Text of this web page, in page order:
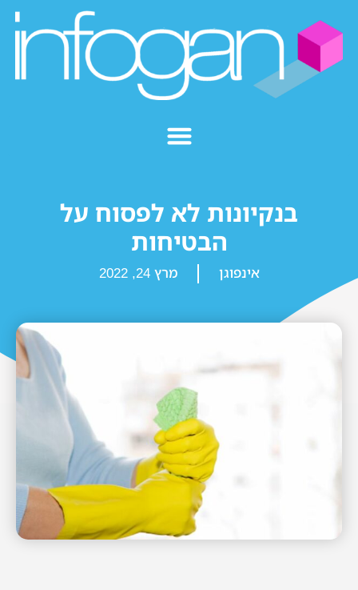
בנקיונות לא לפסוח על
הבטיחות
אינפוגן מרץ 24, 2022